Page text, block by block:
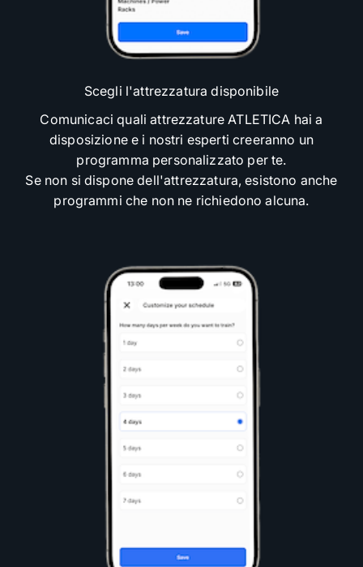
Scegli l'attrezzatura disponibile
Comunicaci quali attrezzature ATLETICA hai a
disposizione e i nostri esperti creeranno un
programma personalizzato per te.
Se non si dispone dell'attrezzatura, esistono anche
programmi che non ne richiedono alcuna.